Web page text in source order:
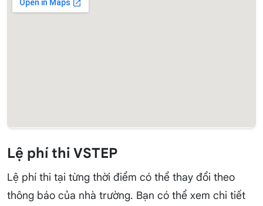
Lệ phí thi VSTEP
Lệ phí thi tại từng thời điểm có thể thay đổi theo
thông báo của nhà trường. Bạn có thể xem chi tiết